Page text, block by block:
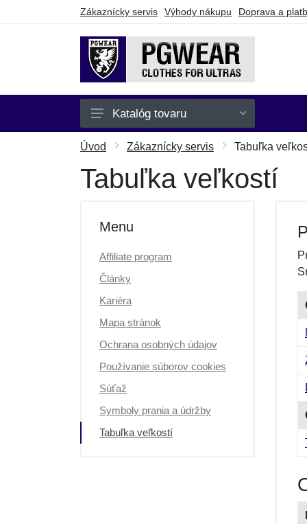
Zákaznícky servis Výhody nákupu Doprava a
Pánske
Dámske
Katalóg tovaru
Úvod Zákaznícky servis Tabuľka
Tabuľka veľkostí
Menu
Affiliate program
Články
Kariéra
Mapa stránok
Ochrana osobných údajov
Používanie súborov cookies
Súťaž
Symboly prania a údržby
Tabuľka veľkostí